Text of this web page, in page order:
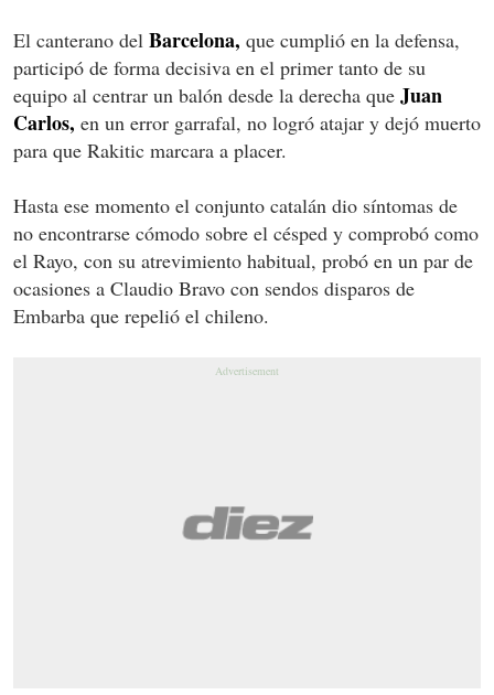
El canterano del Barcelona, que cumplió en la defensa,
participó de forma decisiva en el primer tanto de su
equipo al centrar un balón desde la derecha que Juan
Carlos, en un error garrafal, no logró atajar y dejó muerto
para que Rakitic marcara a placer.
Hasta ese momento el conjunto catalán dio síntomas de
no encontrarse cómodo sobre el césped y comprobó como
el Rayo, con su atrevimiento habitual, probó en un par de
ocasiones a Claudio Bravo con sendos disparos de
Embarba que repelió el chileno.